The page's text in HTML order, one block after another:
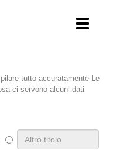
tutto accuratamente Le
ci servono alcuni dati